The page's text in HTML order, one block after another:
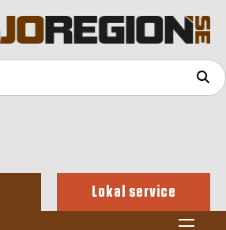
Lokal service